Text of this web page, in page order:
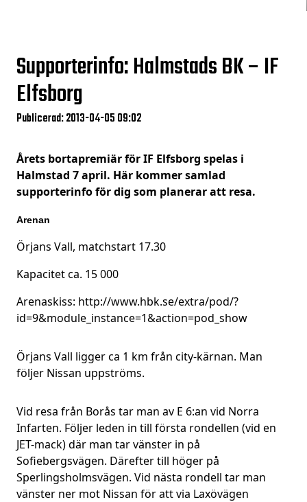
Supporterinfo: Halmstads BK – IF
Elfsborg
Publicerad: 2013-04-05 09:02
Årets bortapremiär för IF Elfsborg spelas i
Halmstad 7 april. Här kommer samlad
supporterinfo för dig som planerar att resa.
Arenan
Örjans Vall, matchstart 17.30
Kapacitet ca. 15 000
Arenaskiss: http://www.hbk.se/extra/pod/?
id=9&module_instance=1&action=pod_show
Örjans Vall ligger ca 1 km från city-kärnan. Man
följer Nissan uppströms.
Vid resa från Borås tar man av E 6:an vid Norra
Infarten. Följer leden in till första rondellen (vid en
JET-mack) där man tar vänster in på
Sofiebergsvägen. Därefter till höger på
Sperlingsholmsvägen. Vid nästa rondell tar man
vänster ner mot Nissan för att via Laxövägen